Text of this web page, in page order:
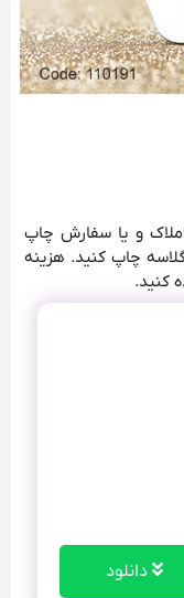
املاک و یا سفارش چاپ
چاپ کنید. هزینه
کنید.
دانلود